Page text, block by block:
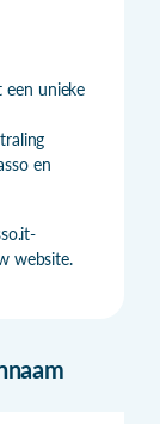
unieke
en
website.